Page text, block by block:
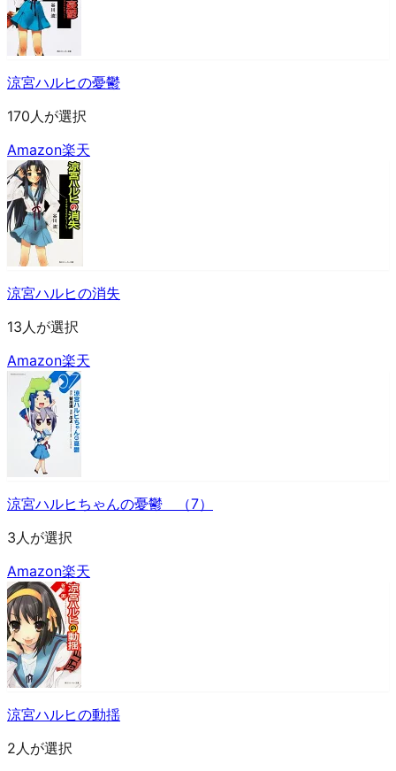
涼宮ハルヒの憂鬱
170人が選択
Amazon楽天
涼宮ハルヒの消失
13人が選択
Amazon楽天
涼宮ハルヒちゃんの憂鬱 （7）
3人が選択
Amazon楽天
涼宮ハルヒの動揺
2人が選択